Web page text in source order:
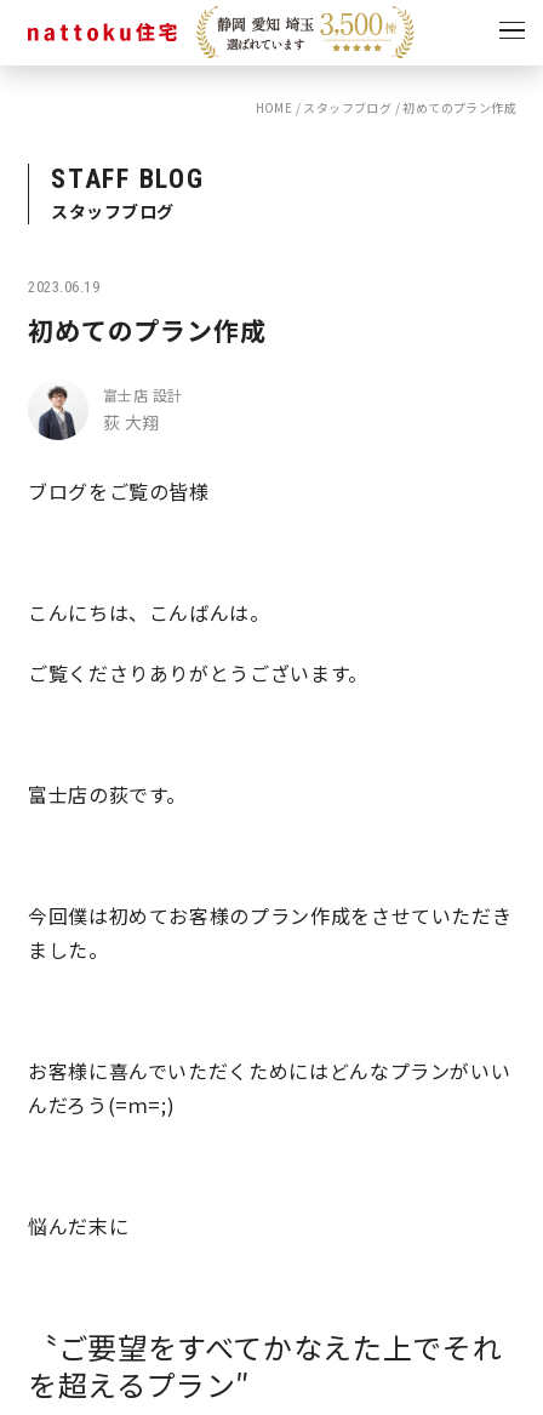
キャンペーン
ショールーム
スタッフブログ
営業時間／10:00～20:00 定休日／年末年始
nattoku住宅 10のこだわり
家具まで標準仕様の空間コーディネート
耐震等級3 & 許容応力度計算 全棟標準
HOME / スタッフブログ /初めてのプラン作成
STAFF BLOG
スタッフブログ
2023.06.19
初めてのプラン作成
富士店 設計
荻 大翔
ブログをご覧の皆様
こんにちは、こんばんは。
ご覧くださりありがとうございます。
富士店の荻です。
今回僕は初めてお客様のプラン作成をさせていただき
ました。
お客様に喜んでいただくためにはどんなプランがいい
んだろう(=ｍ=;)
悩んだ末に
〝ご要望をすべてかなえた上でそれ
を超えるプラン″